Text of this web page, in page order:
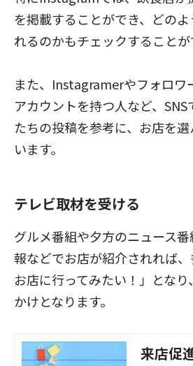
を掲載することができ、どの
れるのかもチェックすることが
また、Instagramerやフォロ
アカウントを持つ人など、
たちの投稿を参考に、お店を選
います。
テレビ取材を受ける
グルメ番組や夕方のニュース
報などでお店が紹介されれば
お店に行ってみたい！」となり
かけとなります。
来店促